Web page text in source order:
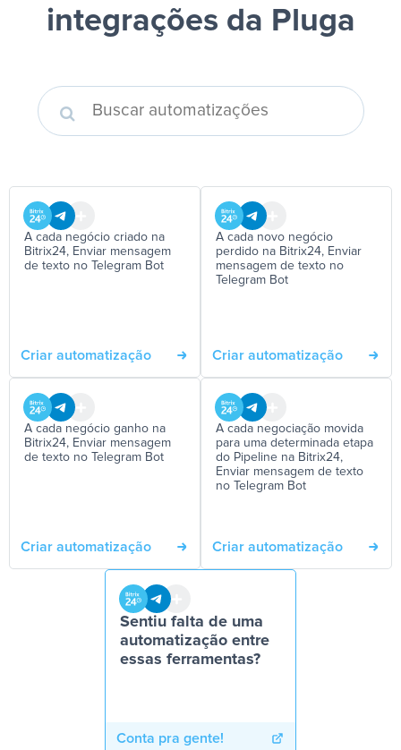
integrações da Pluga
A cada negócio criado na
Bitrix24, Enviar mensagem
de texto no Telegram Bot
Criar automatização
A cada novo negócio
perdido na Bitrix24, Enviar
mensagem de texto no
Telegram Bot
Criar automatização
A cada negócio ganho na
Bitrix24, Enviar mensagem
de texto no Telegram Bot
Criar automatização
A cada negociação movida
para uma determinada etapa
do Pipeline na Bitrix24,
Enviar mensagem de texto
no Telegram Bot
Criar automatização
Sentiu falta de uma
automatização entre
essas ferramentas?
Conta pra gente!